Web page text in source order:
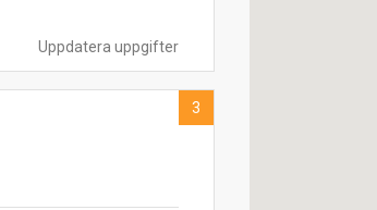
Uppdatera uppgifter
3